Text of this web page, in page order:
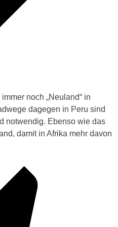
noch „Neuland“ in
dagegen in Peru sind
notwendig. Ebenso wie das
damit in Afrika mehr davon